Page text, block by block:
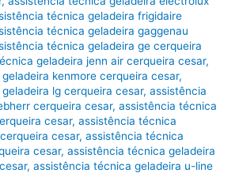
técnica geladeira frigidaire
técnica geladeira gaggenau
técnica geladeira ge cerqueira
geladeira jenn air cerqueira cesar,
kenmore cerqueira cesar,
lg cerqueira cesar,assistência
cerqueira cesar,assistência técnica
cesar,assistência técnica
cesar,assistência técnica
cesar,assistência técnica geladeira
,assistência técnica geladeira u-line